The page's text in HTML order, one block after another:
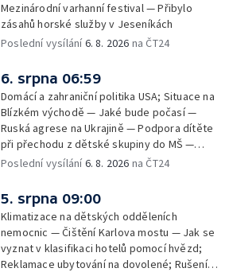
Mezinárodní varhanní festival — Přibylo
zásahů horské služby v Jeseníkách
Poslední vysílání6. 8. 2026 na ČT24
6. srpna 06:59
Domácí a zahraniční politika USA; Situace na
Blízkém východě — Jaké bude počasí —
Ruská agrese na Ukrajině — Podpora dítěte
při přechodu z dětské skupiny do MŠ —
Filmové premiéry týdne — Dvě deci tuše v
rakovinu prsu
Poslední vysílání6. 8. 2026 na ČT24
5. srpna 09:00
Klimatizace na dětských odděleních
nemocnic — Čištění Karlova mostu — Jak se
vyznat v klasifikaci hotelů pomocí hvězd;
Reklamace ubytování na dovolené; Rušení